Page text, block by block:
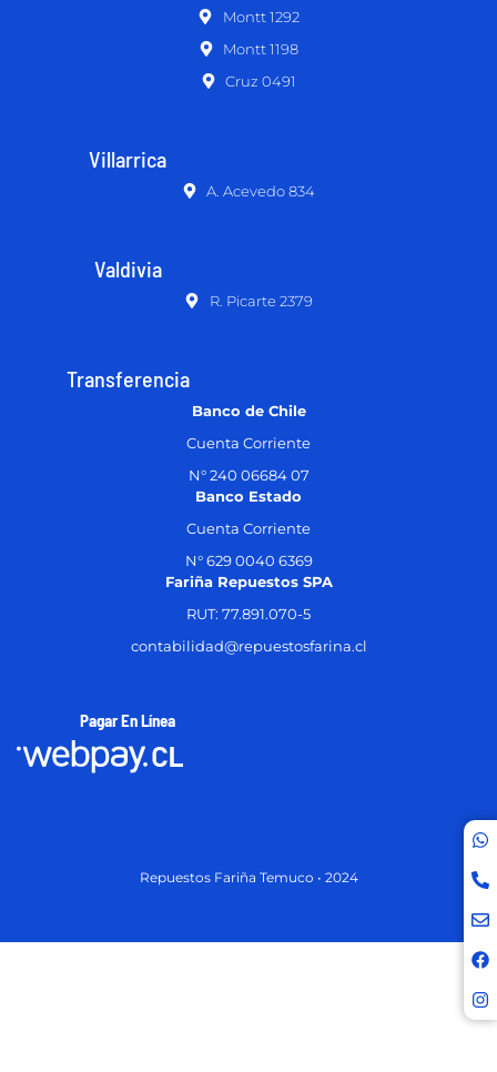
Montt 1292
Montt 1198
Cruz 0491
Villarrica
A. Acevedo 834
Valdivia
R. Picarte 2379
Transferencia
Banco de Chile
Cuenta Corriente
N° 240 06684 07
Banco Estado
Cuenta Corriente
N° 629 0040 6369
Fariña Repuestos SPA
RUT: 77.891.070-5
contabilidad@repuestosfarina.cl
Pagar En Línea
Repuestos Fariña Temuco • 2024